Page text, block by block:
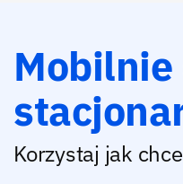
Mobilnie
Korzystaj jak